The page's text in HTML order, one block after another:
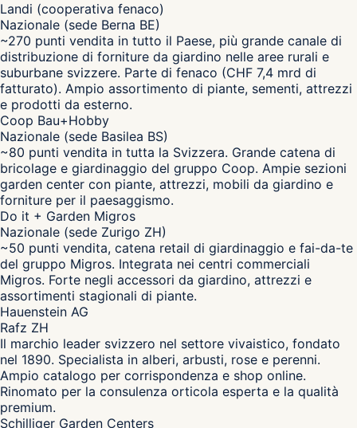
Landi (cooperativa fenaco)
Nazionale (sede Berna BE)
~270 punti vendita in tutto il Paese, più grande canale di
distribuzione di forniture da giardino nelle aree rurali e
suburbane svizzere. Parte di fenaco (CHF 7,4 mrd di
fatturato). Ampio assortimento di piante, sementi, attrezzi
e prodotti da esterno.
Coop Bau+Hobby
Nazionale (sede Basilea BS)
~80 punti vendita in tutta la Svizzera. Grande catena di
bricolage e giardinaggio del gruppo Coop. Ampie sezioni
garden center con piante, attrezzi, mobili da giardino e
forniture per il paesaggismo.
Do it + Garden Migros
Nazionale (sede Zurigo ZH)
~50 punti vendita, catena retail di giardinaggio e fai-da-te
del gruppo Migros. Integrata nei centri commerciali
Migros. Forte negli accessori da giardino, attrezzi e
assortimenti stagionali di piante.
Hauenstein AG
Rafz ZH
Il marchio leader svizzero nel settore vivaistico, fondato
nel 1890. Specialista in alberi, arbusti, rose e perenni.
Ampio catalogo per corrispondenza e shop online.
Rinomato per la consulenza orticola esperta e la qualità
premium.
Schilliger Garden Centers